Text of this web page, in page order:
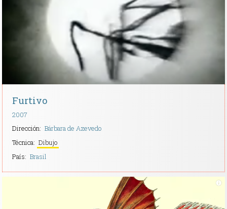
Furtivo
2007
Dirección: Bárbara de Azevedo
Técnica: Dibujo
País: Brasil